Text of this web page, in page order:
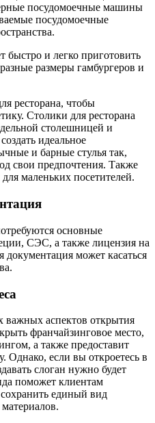
посудомоечные машины
посудомоечные
быстро и легко приготовить
размеры гамбургеров и
ресторана, чтобы
Столики для ресторана
столешницей и
идеальное
и барные стулья так,
свои предпочтения. Также
маленьких посетителей.
основные
СЭС, а также лицензия на
документация может касаться
важных аспектов открытия
франчайзинговое место,
а также предоставит
Однако, если вы откроетесь в
слоган нужно будет
поможет клиентам
единый вид